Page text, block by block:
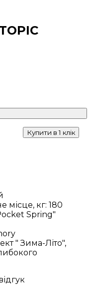
Купити в 1 клік
місце, кг: 180
Spring"
" Зима-Літо",